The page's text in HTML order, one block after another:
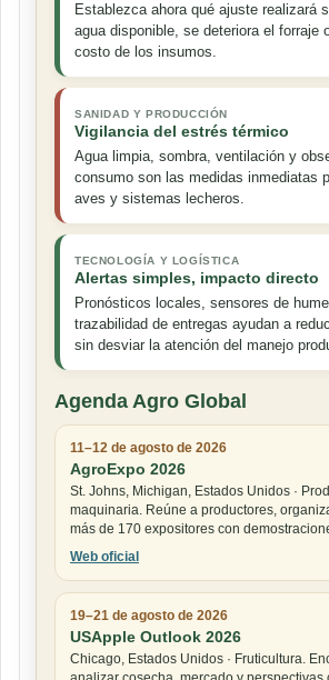
Establezca ahora qué ajuste realizará
agua disponible, se deteriora el forraje
costo de los insumos.
SANIDAD Y PRODUCCIÓN
Vigilancia del estrés térmico
Agua limpia, sombra, ventilación y
consumo son las medidas inmediatas
aves y sistemas lecheros.
TECNOLOGÍA Y LOGÍSTICA
Alertas simples, impacto directo
Pronósticos locales, sensores de
trazabilidad de entregas ayudan a
sin desviar la atención del manejo
Agenda Agro Global
11–12 de agosto de 2026
AgroExpo 2026
St. Johns, Michigan, Estados Unidos ·
maquinaria. Reúne a productores,
más de 170 expositores con
Web oficial
19–21 de agosto de 2026
USApple Outlook 2026
Chicago, Estados Unidos · Fruticultura.